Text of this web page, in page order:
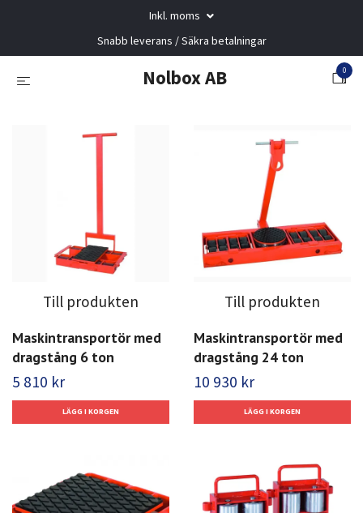
Inkl. moms
Snabb leverans / Säkra betalningar
Nolbox AB 0
Till produkten
Maskintransportör med
dragstång 6 ton
5 810 kr
Till produkten
Maskintransportör med
dragstång 24 ton
10 930 kr